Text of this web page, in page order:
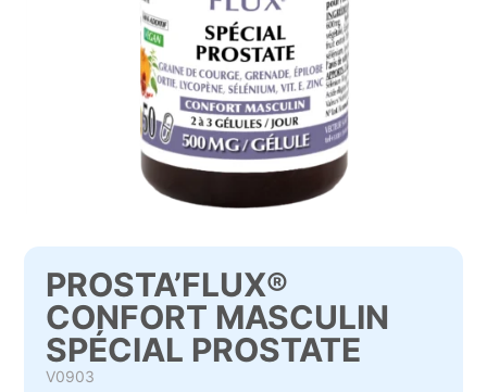
PROSTA’FLUX®
CONFORT MASCULIN
SPÉCIAL PROSTATE
V0903